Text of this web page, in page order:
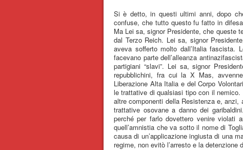
Si è detto, in questi ultimi anni, dopo
confuse, che tutto questo fu fatto in
Ma Lei sa, signor Presidente, che queste
dal Terzo Reich. Lei sa, signor
aveva sofferto molto dall’Italia fascista.
facevano parte dell’alleanza
partigiani “slavi”. Lei sa, signor
repubblichini, fra cui la X Mas,
Liberazione Alta Italia e del Corpo
le trattative di qualsiasi tipo con il
altre componenti della Resistenza e,
trattative osovane a danno dei
perché per farlo dovettero venire violati
quell’amnistia che va sotto il nome di
causa di un’applicazione ingiusta di una
regime, non evitò l’arresto e la detenzione